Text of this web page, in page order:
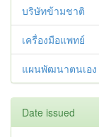
บริษัทข้ามชาติ
เครื่องมือแพทย์
แผนพัฒนาตนเอง
Date issued